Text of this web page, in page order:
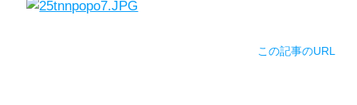
この記事のURL